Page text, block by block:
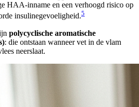
HAA-inname en een verhoogd risico op
insulinegevoeligheid.5
polycyclische aromatische
: die ontstaan wanneer vet in de vlam
neerslaat.